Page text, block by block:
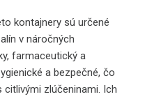
kontajnery sú určené
v náročných
farmaceutický a
a bezpečné, čo
zlúčeninami. Ich